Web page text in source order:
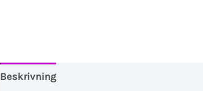
Beskrivning